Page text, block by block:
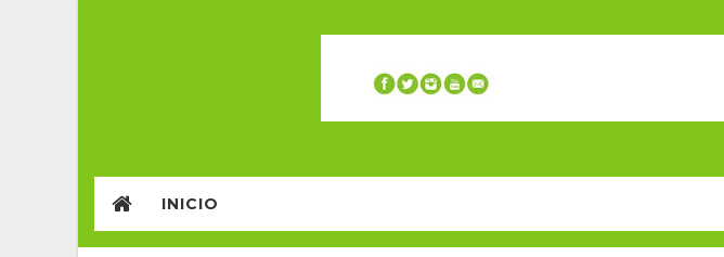
INICIO